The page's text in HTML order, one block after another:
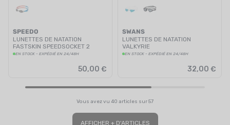
SPEEDO
LUNETTES DE NATATION
FASTSKIN SPEEDSOCKET 2
MIROIR BLEUES/ROUGES
EN STOCK - EXPÉDIÉ EN 24/48H
50,00 €
SWANS
LUNETTES DE NATATION
VALKYRIE
EN STOCK - EXPÉDIÉ EN 24/48H
32,00 €
Vous avez vu 40 articles sur 57
AFFICHER + D'ARTICLES